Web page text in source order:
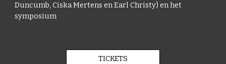
Duncumb, Ciska Mertens en Earl Christy) en het
symposium
TICKETS